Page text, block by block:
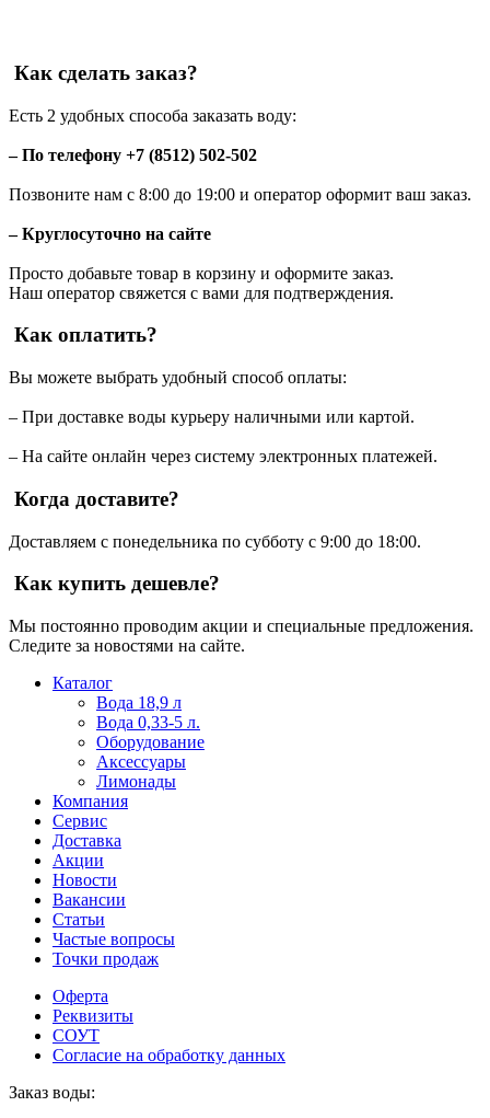
Как сделать заказ?
Есть 2 удобных способа заказать воду:
– По телефону +7 (8512) 502-502
Позвоните нам с 8:00 до 19:00 и оператор оформит ваш заказ.
– Круглосуточно на сайте
Просто добавьте товар в корзину и оформите заказ.
Наш оператор свяжется с вами для подтверждения.
Как оплатить?
Вы можете выбрать удобный способ оплаты:
– При доставке воды курьеру наличными или картой.
– На сайте онлайн через систему электронных платежей.
Когда доставите?
Доставляем с понедельника по субботу с 9:00 до 18:00.
Как купить дешевле?
Мы постоянно проводим акции и специальные предложения.
Следите за новостями на сайте.
Пользователи
офіційний
сайт
через
разные
сайты.
можно
встретить
онлайн
казино
среди
обсуждаемых
тем.
Каталог
Вода 18,9 л
Вода 0,33-5 л.
Оборудование
Аксессуары
Лимонады
Компания
Сервис
Доставка
Акции
Новости
Вакансии
Статьи
Частые вопросы
Точки продаж
Оферта
Реквизиты
СОУТ
Согласие на обработку данных
Заказ воды: